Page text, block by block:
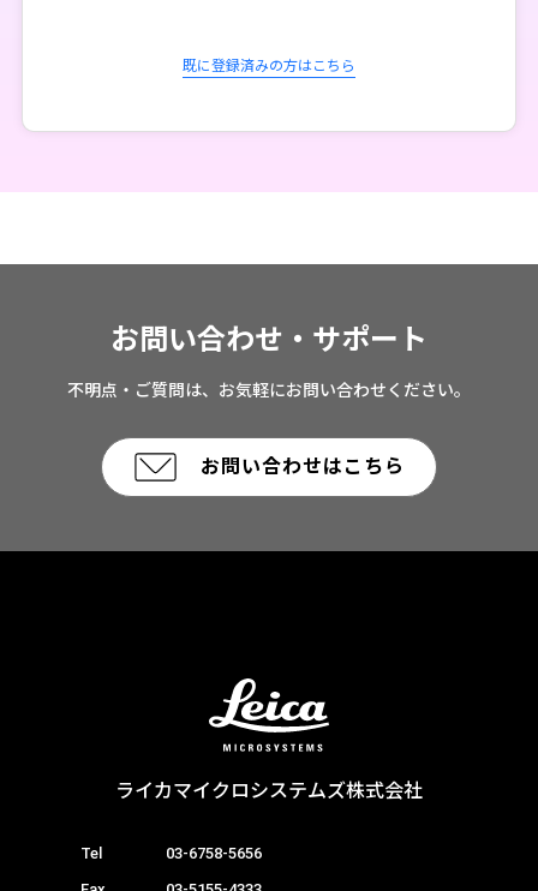
既に登録済みの方はこちら
お問い合わせ・サポート
不明点・ご質問は、お気軽にお問い合わせください。
お問い合わせはこちら
ライカマイクロシステムズ株式会社
Tel
03-6758-5656